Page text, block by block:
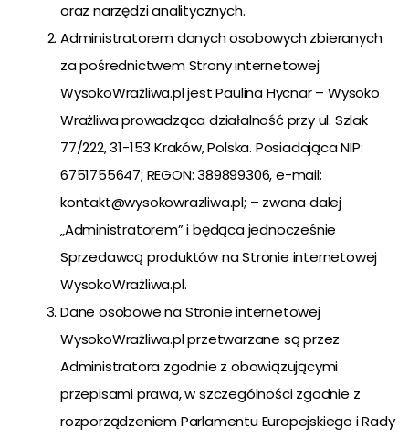
oraz narzędzi analitycznych.
Administratorem danych osobowych zbieranych
za pośrednictwem Strony internetowej
WysokoWrażliwa.pl jest Paulina Hycnar – Wysoko
Wrażliwa prowadząca działalność przy ul. Szlak
77/222, 31-153 Kraków, Polska. Posiadająca NIP:
6751755647; REGON: 389899306, e-mail:
kontakt@wysokowrazliwa.pl; – zwana dalej
„Administratorem” i będąca jednocześnie
Sprzedawcą produktów na Stronie internetowej
WysokoWrażliwa.pl.
Dane osobowe na Stronie internetowej
WysokoWrażliwa.pl przetwarzane są przez
Administratora zgodnie z obowiązującymi
przepisami prawa, w szczególności zgodnie z
rozporządzeniem Parlamentu Europejskiego i Rady